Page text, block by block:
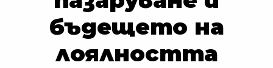
бъдещето на
лоялността